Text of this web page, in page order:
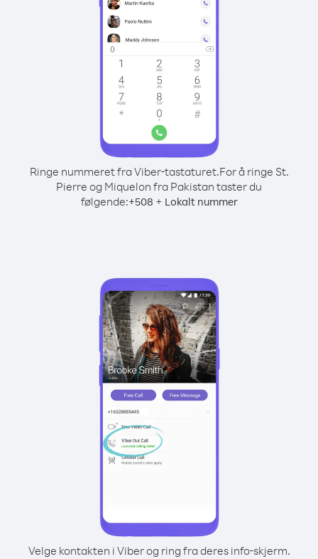
Ringe nummeret fra Viber-tastaturet.For å ringe St.
Pierre og Miquelon fra Pakistan taster du
følgende:+508 + Lokalt nummer
Velge kontakten i Viber og ring fra deres info-skjerm.